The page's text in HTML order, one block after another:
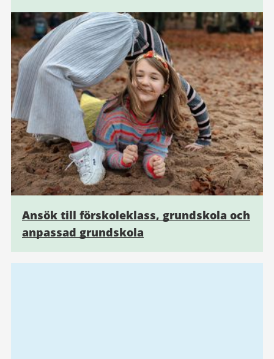
Ansök till förskoleklass, grundskola och
anpassad grundskola